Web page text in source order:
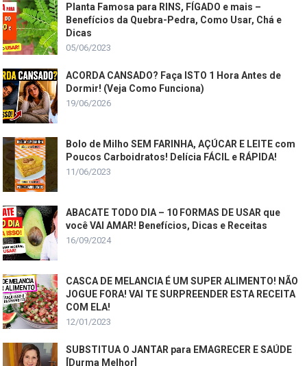
Planta Famosa para RINS, FÍGADO e mais –
Benefícios da Quebra-Pedra, Como Usar, Chá e
Dicas
05/06/2023
ACORDA CANSADO? Faça ISTO 1 Hora Antes de
Dormir! (Veja Como Funciona)
19/06/2026
Bolo de Milho SEM FARINHA, AÇÚCAR E LEITE com
Poucos Carboidratos! Delícia FÁCIL e RÁPIDA!
11/06/2023
ABACATE TODO DIA – 10 FORMAS DE USAR que
você VAI AMAR! Benefícios, Dicas e Receitas
16/09/2024
CASCA DE MELANCIA É UM SUPER ALIMENTO! NÃO
JOGUE FORA! VAI TE SURPREENDER ESTA RECEITA
COM ELA!
12/01/2023
SUBSTITUA O JANTAR para EMAGRECER E SAÚDE
[Durma Melhor]